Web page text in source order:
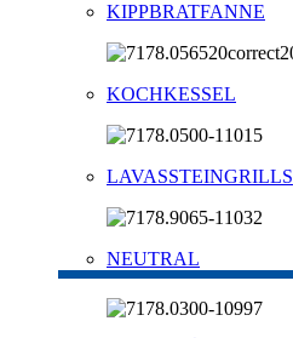
KIPPBRATFANNE
KOCHKESSEL
LAVASSTEINGRILLS
NEUTRAL